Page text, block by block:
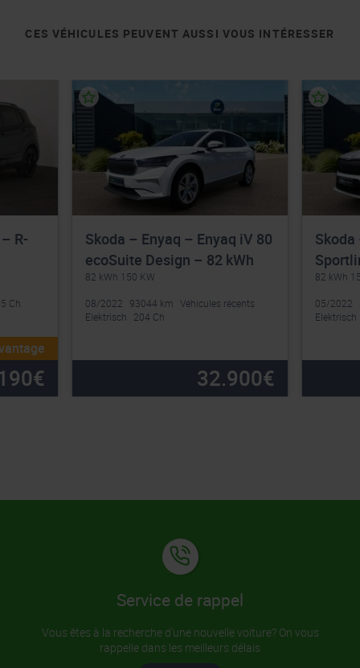
CES VÉHICULES PEUVENT AUSSI VOUS INTÉRESSER
Skoda – Enyaq – Enyaq iV 80
ecoSuite Design – 82 kWh
82 kWh 150 KW
08/2022 93044 km Véhicules récents
Elektrisch
204 Ch
32.900€
Skoda
82 kWh
05/2022
Elektrisch
R-
Ch
€
Service de rappel
Vous êtes à la recherche d'une nouvelle voiture? On vous
rappelle dans les meilleurs délais